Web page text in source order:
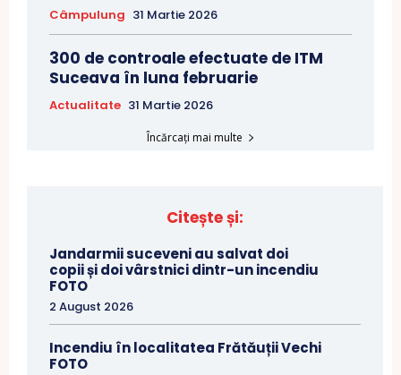
Câmpulung 31 Martie 2026
300 de controale efectuate de ITM
Suceava în luna februarie
Actualitate 31 Martie 2026
Încărcați mai multe
Citește și:
Jandarmii suceveni au salvat doi
copii și doi vârstnici dintr-un incendiu
FOTO
2 August 2026
Incendiu în localitatea Frătăuții Vechi
FOTO